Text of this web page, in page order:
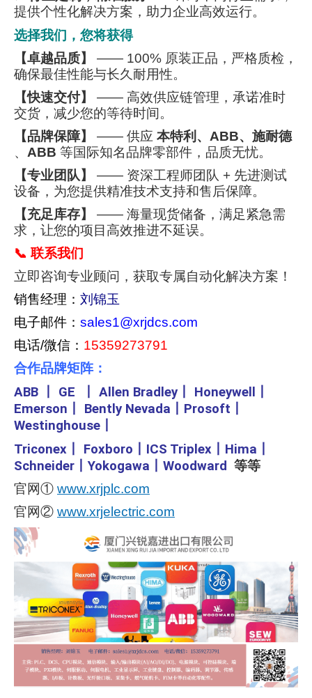
提供个性化解决方案，助力企业高效运行。
选择我们，您将获得
【卓越品质】
—— 100% 原装正品，严格质检，
确保最佳性能与长久耐用性。
【快速交付】
—— 高效供应链管理，承诺准时
交货，减少您的等待时间。
【品牌保障】
—— 供应 本特利、ABB、施耐德
、 ABB 等国际知名品牌零部件，品质无忧。
【专业团队】
—— 资深工程师团队 + 先进测试
设备，为您提供精准技术支持和售后保障。
【充足库存】
—— 海量现货储备，满足紧急需
求，让您的项目高效推进不延误。
📞 联系我们
立即咨询专业顾问，获取专属自动化解决方案！
销售经理： 刘锦玉
电子邮件： sales1@xrjdcs.com
电话/微信： 15359273791
合作品牌矩阵：
ABB GE Allen Bradley Honeywell
Emerson
Bently Nevada Prosoft
Westinghouse
Triconex
Foxboro ICS Triplex Hima
Schneider 丨Yokogawa Woodward 等等
官网① www.xrjplc.com
官网② www.xrjelectric.com